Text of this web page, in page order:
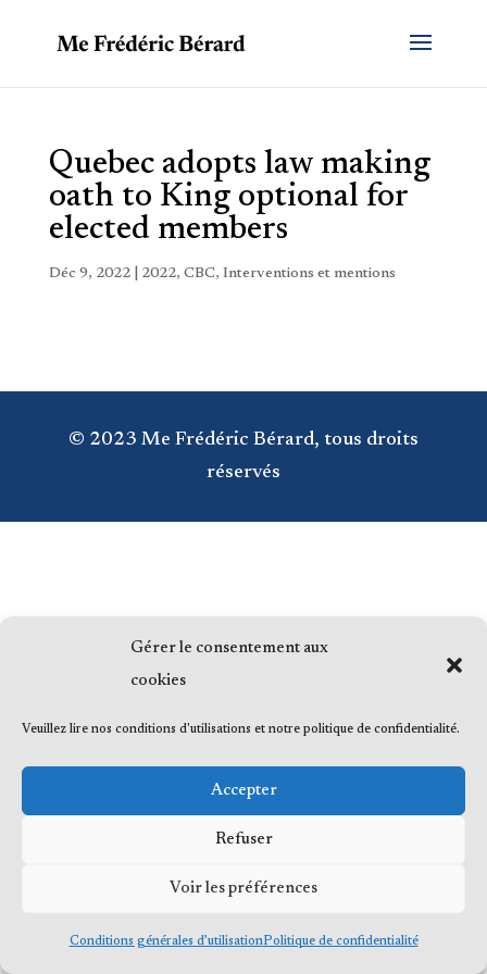
Gérer le consentement aux
cookies
Veuillez lire nos conditions d'utilisations et notre politique de confidentialité.
Accepter
Refuser
Voir les préférences
Conditions générales d’utilisationPolitique de confidentialité
Quebec adopts law making
oath to King optional for
elected members
Déc 9, 2022| 2022, CBC, Interventions et mentions
© 2023 Me Frédéric Bérard, tous droits
réservés